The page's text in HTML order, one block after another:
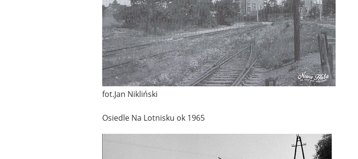
fot.Jan Nikliński
Osiedle Na Lotnisku ok 1965